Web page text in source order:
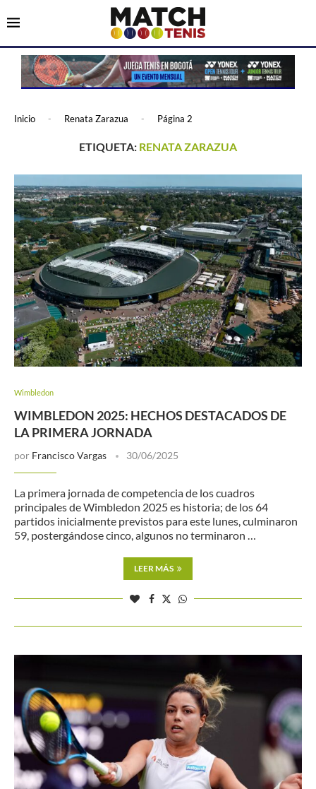
Inicio - Renata Zarazua - Página 2
ETIQUETA: RENATA ZARAZUA
Wimbledon
WIMBLEDON 2025: HECHOS DESTACADOS DE
LA PRIMERA JORNADA
por Francisco Vargas 30/06/2025
La primera jornada de competencia de los cuadros
principales de Wimbledon 2025 es historia; de los 64
partidos inicialmente previstos para este lunes, culminaron
59, postergándose cinco, algunos no terminaron …
LEER MÁS